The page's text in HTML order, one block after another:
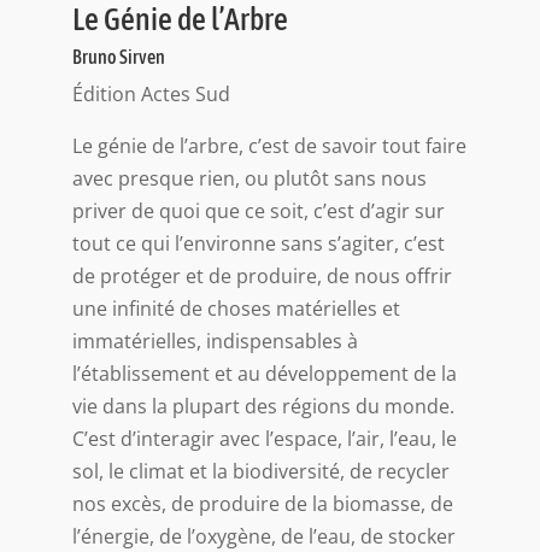
Le Génie de l’Arbre
Bruno Sirven
Édition Actes Sud
Le génie de l’arbre, c’est de savoir tout faire
avec presque rien, ou plutôt sans nous
priver de quoi que ce soit, c’est d’agir sur
tout ce qui l’environne sans s’agiter, c’est
de protéger et de produire, de nous offrir
une infinité de choses matérielles et
immatérielles, indispensables à
l’établissement et au développement de la
vie dans la plupart des régions du monde.
C’est d’interagir avec l’espace, l’air, l’eau, le
sol, le climat et la biodiversité, de recycler
nos excès, de produire de la biomasse, de
l’énergie, de l’oxygène, de l’eau, de stocker